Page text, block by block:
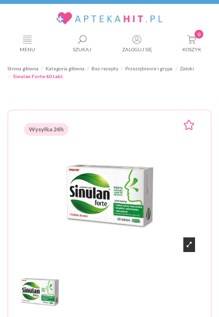
MENU SZUKAJ ZALOGUJ SIĘ
0
KOSZYK
Strona główna Kategoria główna Bez recepty Przeziębienie i grypa
Zatoki
Sinulan Forte 60 tabl.
Wysyłka 24h